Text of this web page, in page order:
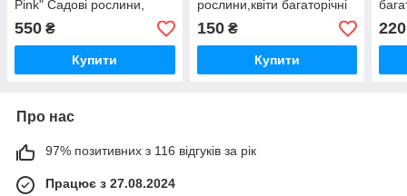
Pink" Садові рослини,
квіти багаторічні, розсада,
саджанці, трави
550 ₴
Купити
рослини,квіти багаторічні
,розсада,саджанці ,трави
150₴
Купити
220
Про нас
97% позитивних з 116 відгуків за рік
Працює з 27.08.2024